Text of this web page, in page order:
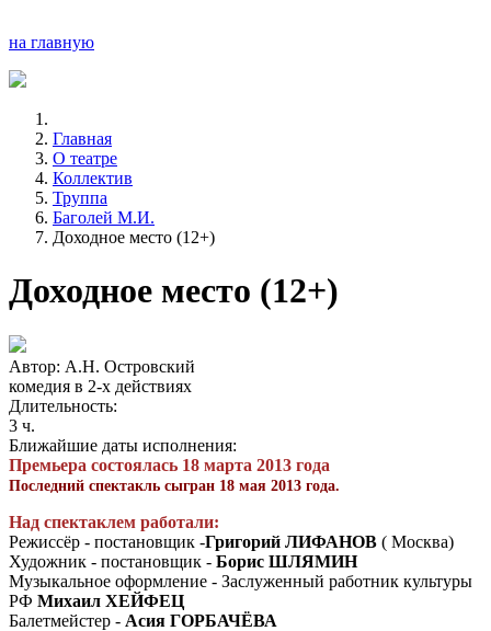
на главную
Главная
О театре
Коллектив
Труппа
Баголей М.И.
Доходное место (12+)
Доходное место (12+)
Автор: А.Н. Островский
комедия в 2-х действиях
Длительность:
3 ч.
Ближайшие даты исполнения:
Премьера состоялась 18 марта 2013 года
Последний спектакль сыгран 18 мая 2013 года.
Над спектаклем работали:
Режиссёр - постановщик -Григорий ЛИФАНОВ ( Москва)
Художник - постановщик - Борис ШЛЯМИН
Музыкальное оформление - Заслуженный работник культуры
РФ Михаил ХЕЙФЕЦ
Балетмейстер - Асия ГОРБАЧЁВА